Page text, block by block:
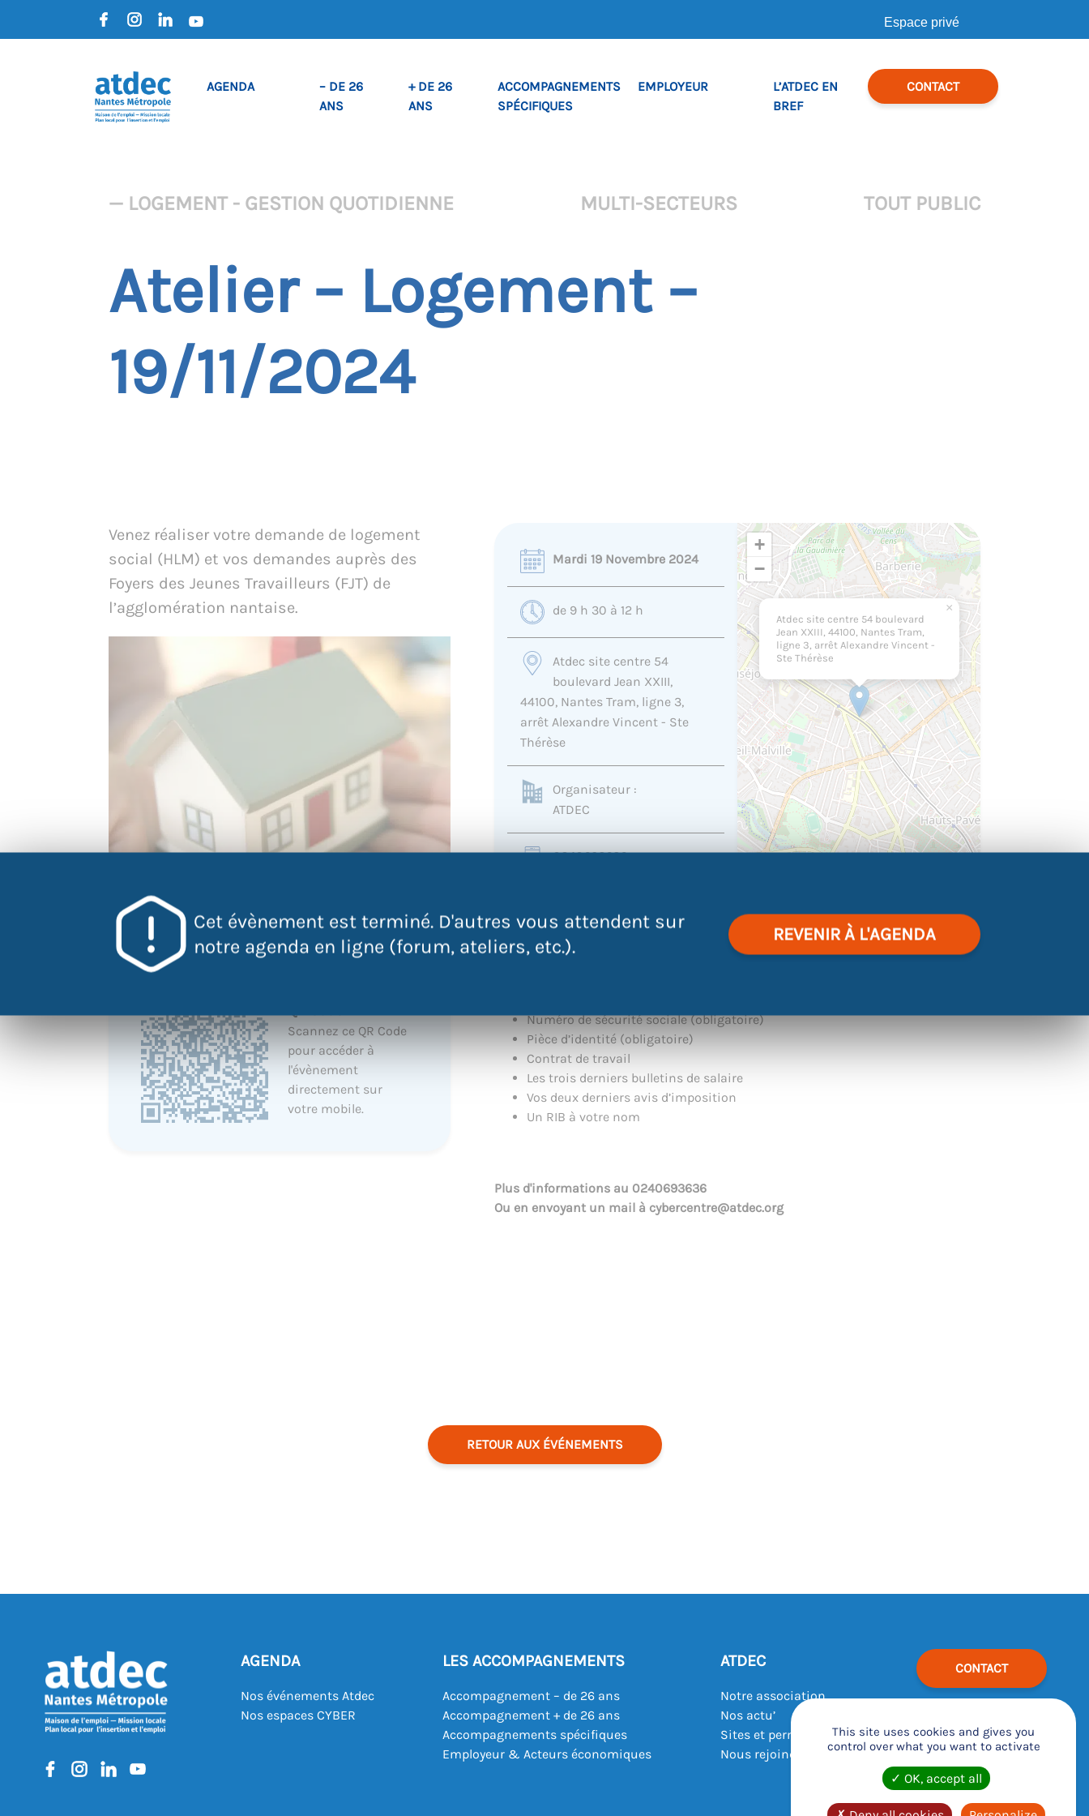
Espace privé
AGENDA
– DE 26
ANS
+ DE 26
ANS
ACCOMPAGNEMENTS
SPÉCIFIQUES
EMPLOYEUR
L’ATDEC EN
BREF
CONTACT
Cet évènement est terminé. D'autres vous attendent sur
notre agenda en ligne (forum, ateliers, etc.).
REVENIR À L'AGENDA
— LOGEMENT - GESTION QUOTIDIENNE MULTI-SECTEURS TOUT PUBLIC
Atelier – Logement –
19/11/2024
Venez réaliser votre demande de logement
social (HLM) et vos demandes auprès des
Foyers des Jeunes Travailleurs (FJT) de
l’agglomération nantaise.
Scannez ce QR Code
pour accéder à
l'évènement
directement sur
votre mobile.
Mardi 19 Novembre 2024
de 9 h 30 à 12 h
Atdec site centre 54
boulevard Jean XXIII,
44100, Nantes Tram, ligne 3,
arrêt Alexandre Vincent - Ste
Thérèse
Organisateur :
ATDEC
0240693636
Atdec site centre 54 boulevard
Jean XXIII, 44100, Nantes Tram,
ligne 3, arrêt Alexandre Vincent -
Ste Thérèse
×
+
−
Numéro de sécurité sociale (obligatoire)
Pièce d’identité (obligatoire)
Contrat de travail
Les trois derniers bulletins de salaire
Vos deux derniers avis d’imposition
Un RIB à votre nom
Plus d'informations au 0240693636
Ou en envoyant un mail à cybercentre@atdec.org
RETOUR AUX ÉVÉNEMENTS
AGENDA
Nos événements Atdec
Nos espaces CYBER
LES ACCOMPAGNEMENTS
Accompagnement – de 26 ans
Accompagnement + de 26 ans
Accompagnements spécifiques
Employeur & Acteurs économiques
ATDEC
Notre association
Nos actu’
Sites et permanences
Nous rejoindre
CONTACT
This site uses cookies and gives you
control over what you want to activate
OK, accept all